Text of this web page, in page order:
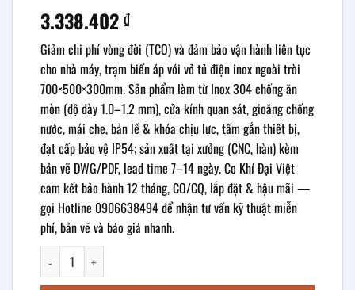
3.338.402 ₫
Giảm chi phí vòng đời (TCO) và đảm bảo vận hành liên tục
cho nhà máy, trạm biến áp với vỏ tủ điện inox ngoài trời
700×500×300mm. Sản phẩm làm từ Inox 304 chống ăn
mòn (độ dày 1.0–1.2 mm), cửa kính quan sát, gioăng chống
nước, mái che, bản lề & khóa chịu lực, tấm gắn thiết bị,
đạt cấp bảo vệ IP54; sản xuất tại xưởng (CNC, hàn) kèm
bản vẽ DWG/PDF, lead time 7–14 ngày. Cơ Khí Đại Việt
cam kết bảo hành 12 tháng, CO/CQ, lắp đặt & hậu mãi —
gọi Hotline 0906638494 để nhận tư vấn kỹ thuật miễn
phí, bản vẽ và báo giá nhanh.
Vỏ tủ điện inox ngoài trời cửa kính 700x500x300mm số lượng